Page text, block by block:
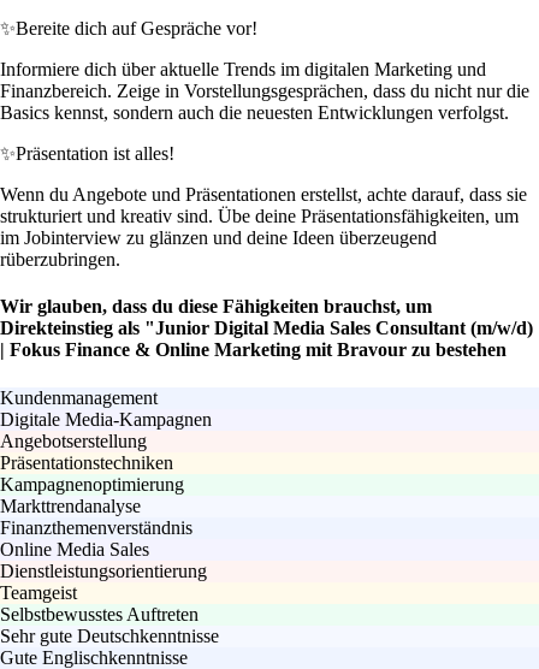
✨Bereite dich auf Gespräche vor!
Informiere dich über aktuelle Trends im digitalen Marketing und
Finanzbereich. Zeige in Vorstellungsgesprächen, dass du nicht nur die
Basics kennst, sondern auch die neuesten Entwicklungen verfolgst.
✨Präsentation ist alles!
Wenn du Angebote und Präsentationen erstellst, achte darauf, dass sie
strukturiert und kreativ sind. Übe deine Präsentationsfähigkeiten, um
im Jobinterview zu glänzen und deine Ideen überzeugend
rüberzubringen.
Wir glauben, dass du diese Fähigkeiten brauchst, um
Direkteinstieg als "Junior Digital Media Sales Consultant (m/w/d)
| Fokus Finance & Online Marketing mit Bravour zu bestehen
Kundenmanagement
Digitale Media-Kampagnen
Angebotserstellung
Präsentationstechniken
Kampagnenoptimierung
Markttrendanalyse
Finanzthemenverständnis
Online Media Sales
Dienstleistungsorientierung
Teamgeist
Selbstbewusstes Auftreten
Sehr gute Deutschkenntnisse
Gute Englischkenntnisse